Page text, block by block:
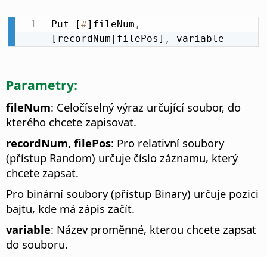
Put [#]fileNum ,
[recordNum|filePos] , variable
Parametry:
fileNum: Celočíselný výraz určující soubor, do
kterého chcete zapisovat.
recordNum, filePos: Pro relativní soubory
(přístup Random) určuje číslo záznamu, který
chcete zapsat.
Pro binární soubory (přístup Binary) určuje pozici
bajtu, kde má zápis začít.
variable: Název proměnné, kterou chcete zapsat
do souboru.